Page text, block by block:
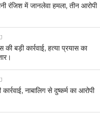
रंजिश में जानलेवा हमला, तीन आरोपी
बड़ी कार्रवाई, हत्या प्रयास का
नाबालिग से दुष्कर्म का आरोपी